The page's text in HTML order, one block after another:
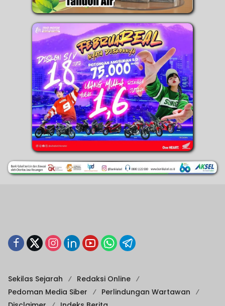
Sekilas Sejarah
Redaksi Online
Pedoman Media Siber
Perlindungan Wartawan